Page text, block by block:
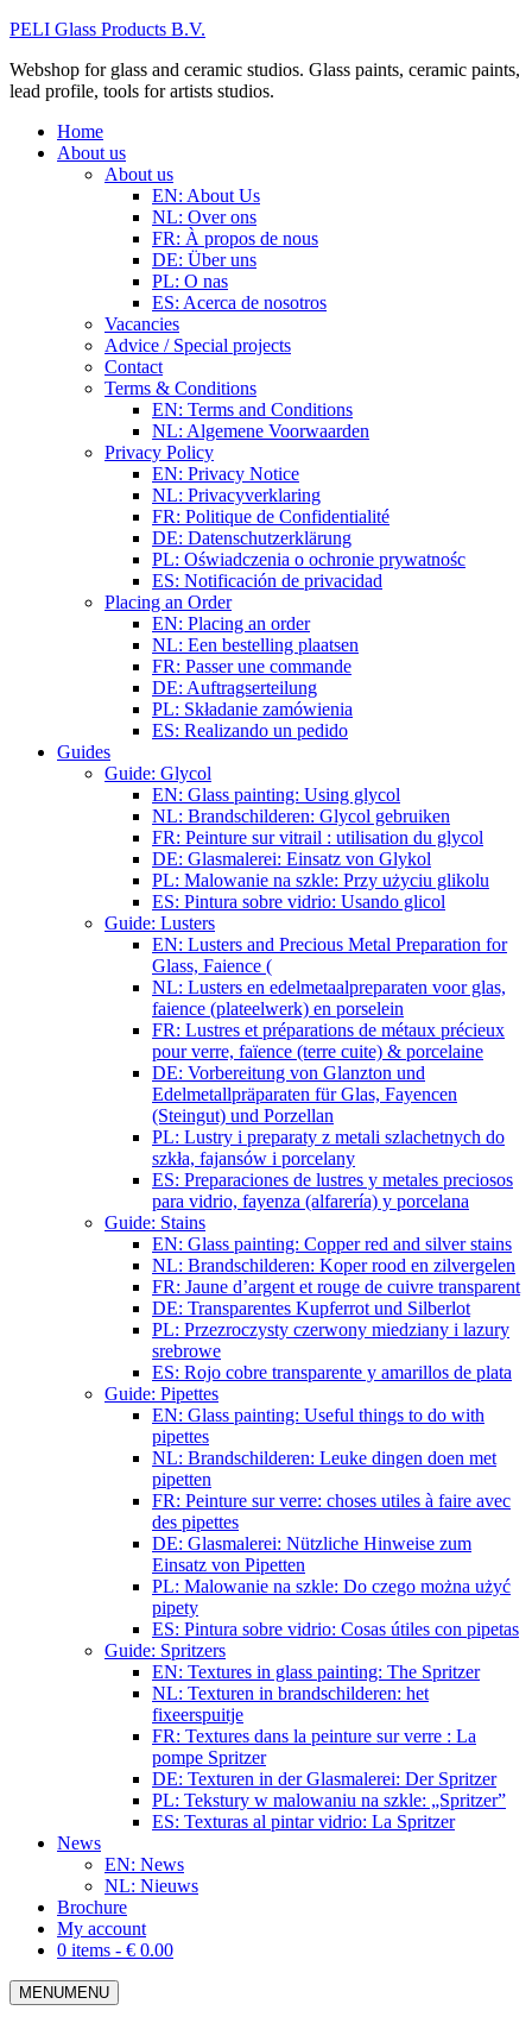
PELI Glass Products B.V.
Webshop for glass and ceramic studios. Glass paints, ceramic paints,
lead profile, tools for artists studios.
Home
About us
About us
EN: About Us
NL: Over ons
FR: À propos de nous
DE: Über uns
PL: O nas
ES: Acerca de nosotros
Vacancies
Advice / Special projects
Contact
Terms & Conditions
EN: Terms and Conditions
NL: Algemene Voorwaarden
Privacy Policy
EN: Privacy Notice
NL: Privacyverklaring
FR: Politique de Confidentialité
DE: Datenschutzerklärung
PL: Oświadczenia o ochronie prywatnośc
ES: Notificación de privacidad
Placing an Order
EN: Placing an order
NL: Een bestelling plaatsen
FR: Passer une commande
DE: Auftragserteilung
PL: Składanie zamówienia
ES: Realizando un pedido
Guides
Guide: Glycol
EN: Glass painting: Using glycol
NL: Brandschilderen: Glycol gebruiken
FR: Peinture sur vitrail : utilisation du glycol
DE: Glasmalerei: Einsatz von Glykol
PL: Malowanie na szkle: Przy użyciu glikolu
ES: Pintura sobre vidrio: Usando glicol
Guide: Lusters
EN: Lusters and Precious Metal Preparation for
Glass, Faience (
NL: Lusters en edelmetaalpreparaten voor glas,
faience (plateelwerk) en porselein
FR: Lustres et préparations de métaux précieux
pour verre, faïence (terre cuite) & porcelaine
DE: Vorbereitung von Glanzton und
Edelmetallpräparaten für Glas, Fayencen
(Steingut) und Porzellan
PL: Lustry i preparaty z metali szlachetnych do
szkła, fajansów i porcelany
ES: Preparaciones de lustres y metales preciosos
para vidrio, fayenza (alfarería) y porcelana
Guide: Stains
EN: Glass painting: Copper red and silver stains
NL: Brandschilderen: Koper rood en zilvergelen
FR: Jaune d’argent et rouge de cuivre transparent
DE: Transparentes Kupferrot und Silberlot
PL: Przezroczysty czerwony miedziany i lazury
srebrowe
ES: Rojo cobre transparente y amarillos de plata
Guide: Pipettes
EN: Glass painting: Useful things to do with
pipettes
NL: Brandschilderen: Leuke dingen doen met
pipetten
FR: Peinture sur verre: choses utiles à faire avec
des pipettes
DE: Glasmalerei: Nützliche Hinweise zum
Einsatz von Pipetten
PL: Malowanie na szkle: Do czego można użyć
pipety
ES: Pintura sobre vidrio: Cosas útiles con pipetas
Guide: Spritzers
EN: Textures in glass painting: The Spritzer
NL: Texturen in brandschilderen: het
fixeerspuitje
FR: Textures dans la peinture sur verre : La
pompe Spritzer
DE: Texturen in der Glasmalerei: Der Spritzer
PL: Tekstury w malowaniu na szkle: „Spritzer”
ES: Texturas al pintar vidrio: La Spritzer
News
EN: News
NL: Nieuws
Brochure
My account
0 items - € 0.00
MENUMENU